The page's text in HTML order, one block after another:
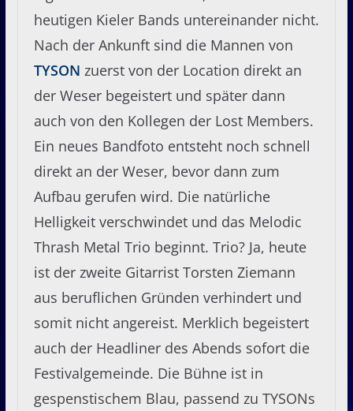
heutigen Kieler Bands untereinander nicht.
Nach der Ankunft sind die Mannen von
TYSON zuerst von der Location direkt an
der Weser begeistert und später dann
auch von den Kollegen der Lost Members.
Ein neues Bandfoto entsteht noch schnell
direkt an der Weser, bevor dann zum
Aufbau gerufen wird. Die natürliche
Helligkeit verschwindet und das Melodic
Thrash Metal Trio beginnt. Trio? Ja, heute
ist der zweite Gitarrist Torsten Ziemann
aus beruflichen Gründen verhindert und
somit nicht angereist. Merklich begeistert
auch der Headliner des Abends sofort die
Festivalgemeinde. Die Bühne ist in
gespenstischem Blau, passend zu TYSONs